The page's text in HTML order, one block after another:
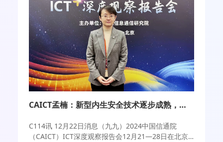
CAICT孟楠：新型内生安全技术逐步成熟，发展和安全相互促进赋能
C114讯 12月22日消息（九九）2024中国信通院
（CAICT）ICT深度观察报告会12月21—28日在北京